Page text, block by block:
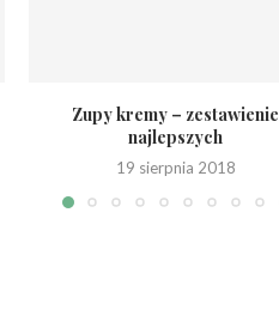
Zupy kremy – zestawienie
najlepszych
19 sierpnia 2018